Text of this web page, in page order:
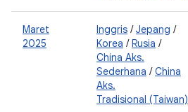
Maret
2025
Inggris /Jepang /
Korea /Rusia /
China Aks.
Sederhana /China
Aks.
Tradisional (Taiwan)